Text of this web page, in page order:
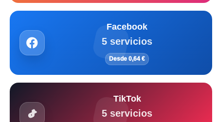
Facebook
5 servicios
Desde 0,64 €
TikTok
5 servicios